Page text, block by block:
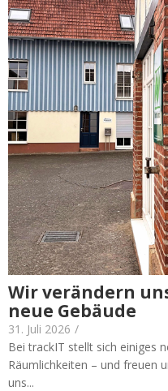
Wir verändern
neue Gebäude
31. Juli 2026 /
Bei trackIT stellt sich einiges
Räumlichkeiten – und freuen
uns...